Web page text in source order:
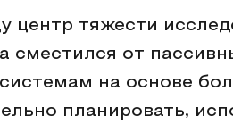
центр тяжести
сместился от
на основе
планировать,